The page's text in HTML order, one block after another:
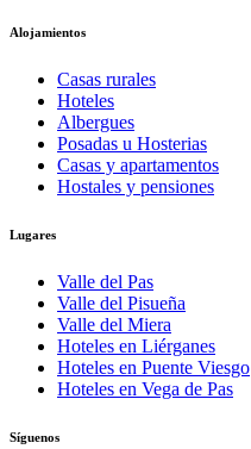
Alojamientos
Casas rurales
Hoteles
Albergues
Posadas u Hosterias
Casas y apartamentos
Hostales y pensiones
Lugares
Valle del Pas
Valle del Pisueña
Valle del Miera
Hoteles en Liérganes
Hoteles en Puente Viesgo
Hoteles en Vega de Pas
Síguenos